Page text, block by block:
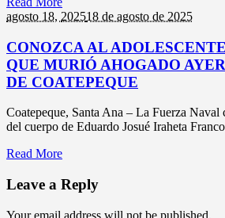
agosto 18, 202518 de agosto de 2025
CONOZCA AL
QUE MURIÓ AHOGADO
DE COATEPEQUE
Coatepeque, Santa Ana – La Fuerza
del cuerpo de Eduardo Josué Iraheta
Read More
Leave a Reply
Your email address will not be published.